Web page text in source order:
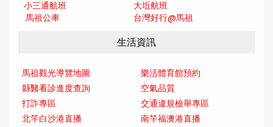
小三通航班
大坵航班
馬祖公車
台灣好行@馬祖
生活資訊
馬祖觀光導覽地圖
樂活體育館預約
縣醫看診進度查詢
空氣品質
打詐專區
交通違規檢舉專區
北竿白沙港直播
南竿福澳港直播